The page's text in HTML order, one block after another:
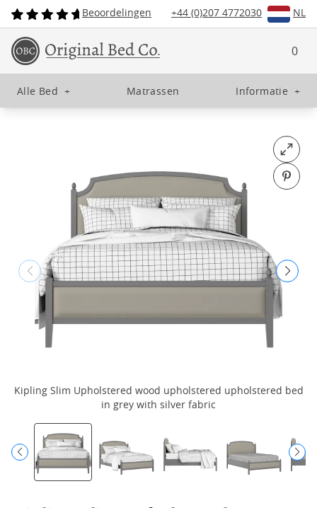
Beoordelingen +44 (0)207 4772030 NL
0
Alle Bed + Matrassen Informatie +
Open
Pin
Kipling Slim Upholstered wood upholstered upholstered bed
in grey with silver fabric